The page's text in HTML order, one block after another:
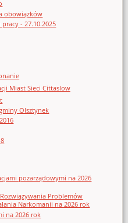
obowiązków
- 27.10.2025
Miast Sieci Cittaslow
Olsztynek
pozarządowymi na 2026
Problemów
Narkomanii na 2026 rok
na 2026 rok